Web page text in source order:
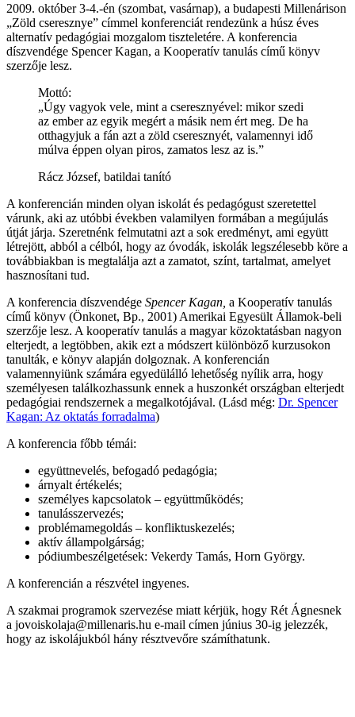
2009. október 3-4.-én (szombat, vasárnap), a budapesti Millenárison
„Zöld cseresznye” címmel konferenciát rendezünk a húsz éves
alternatív pedagógiai mozgalom tiszteletére. A konferencia
díszvendége Spencer Kagan, a Kooperatív tanulás című könyv
szerzője lesz.
Mottó:
„Úgy vagyok vele, mint a cseresznyével: mikor szedi
az ember az egyik megért a másik nem ért meg. De ha
otthagyjuk a fán azt a zöld cseresznyét, valamennyi idő
múlva éppen olyan piros, zamatos lesz az is.”
Rácz József, batildai tanító
A konferencián minden olyan iskolát és pedagógust szeretettel
várunk, aki az utóbbi években valamilyen formában a megújulás
útját járja. Szeretnénk felmutatni azt a sok eredményt, ami együtt
létrejött, abból a célból, hogy az óvodák, iskolák legszélesebb köre a
továbbiakban is megtalálja azt a zamatot, színt, tartalmat, amelyet
hasznosítani tud.
A konferencia díszvendége Spencer Kagan, a Kooperatív tanulás
című könyv (Önkonet, Bp., 2001) Amerikai Egyesült Államok-beli
szerzője lesz. A kooperatív tanulás a magyar közoktatásban nagyon
elterjedt, a legtöbben, akik ezt a módszert különböző kurzusokon
tanulták, e könyv alapján dolgoznak. A konferencián
valamennyiünk számára egyedülálló lehetőség nyílik arra, hogy
személyesen találkozhassunk ennek a huszonkét országban elterjedt
pedagógiai rendszernek a megalkotójával. (Lásd még: Dr. Spencer
Kagan: Az oktatás forradalma)
A konferencia főbb témái:
együttnevelés, befogadó pedagógia;
árnyalt értékelés;
személyes kapcsolatok – együttműködés;
tanulásszervezés;
problémamegoldás – konfliktuskezelés;
aktív állampolgárság;
pódiumbeszélgetések: Vekerdy Tamás, Horn György.
A konferencián a részvétel ingyenes.
A szakmai programok szervezése miatt kérjük, hogy Rét Ágnesnek
a jovoiskolaja@millenaris.hu e-mail címen június 30-ig jelezzék,
hogy az iskolájukból hány résztvevőre számíthatunk.